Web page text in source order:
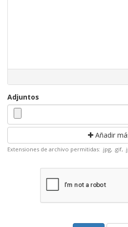
Adjuntos
Añadir
Extensiones de archivo permitidas: .jpg, .gif,